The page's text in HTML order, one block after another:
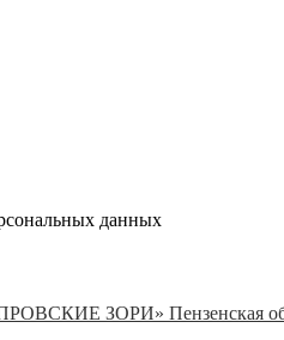
данных
ЗОРИ» Пензенская